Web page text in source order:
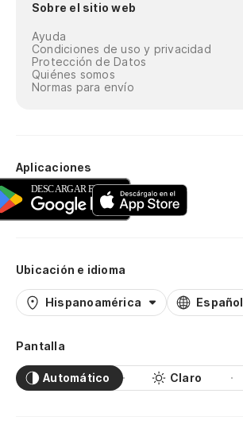
Sobre el sitio web
Ayuda
Condiciones de uso y privacidad
Protección de Datos
Quiénes somos
Normas para envío
Aplicaciones
Ubicación e idioma
Hispanoamérica Español
Pantalla
Automático Claro